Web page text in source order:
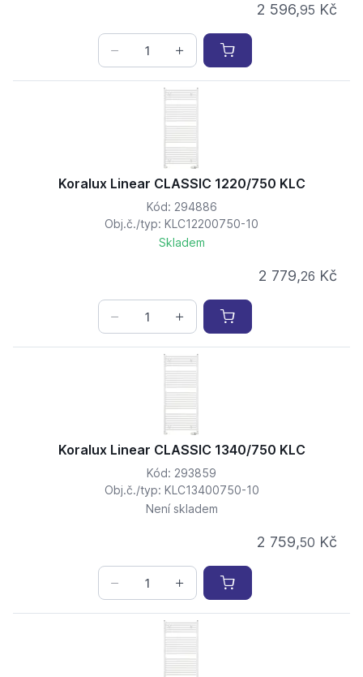
2 596,95 Kč
Koralux Linear CLASSIC 1220/750 KLC
Kód: 294886
Obj.č./typ: KLC12200750-10
Skladem
2 779,26 Kč
Koralux Linear CLASSIC 1340/750 KLC
Kód: 293859
Obj.č./typ: KLC13400750-10
Není skladem
2 759,50 Kč